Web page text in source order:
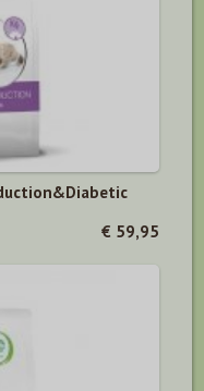
€ 59,95